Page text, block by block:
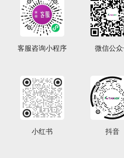
客服咨询小程序 微信公
小红书 抖音